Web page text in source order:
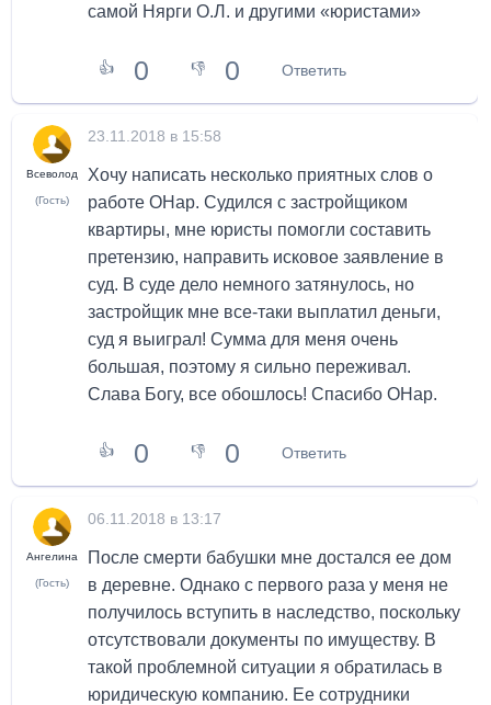
самой Нярги О.Л. и другими «юристами»
👍 0 👎 0 Ответить
Всеволод
(Гость)
23.11.2018 в 15:58
Хочу написать несколько приятных слов о
работе ОНар. Судился с застройщиком
квартиры, мне юристы помогли составить
претензию, направить исковое заявление в
суд. В суде дело немного затянулось, но
застройщик мне все-таки выплатил деньги,
суд я выиграл! Сумма для меня очень
большая, поэтому я сильно переживал.
Слава Богу, все обошлось! Спасибо ОНар.
👍 0 👎 0 Ответить
Ангелина
(Гость)
06.11.2018 в 13:17
После смерти бабушки мне достался ее дом
в деревне. Однако с первого раза у меня не
получилось вступить в наследство, поскольку
отсутствовали документы по имуществу. В
такой проблемной ситуации я обратилась в
юридическую компанию. Ее сотрудники